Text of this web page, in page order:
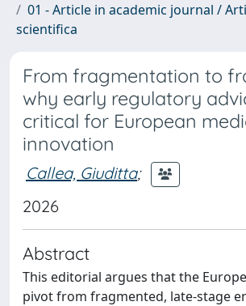
01 - Article in academic journal /
scientifica
From fragmentation to
why early regulatory
critical for European
innovation
Callea, Giuditta;
2026
Abstract
This editorial argues that the
pivot from fragmented, late-stage